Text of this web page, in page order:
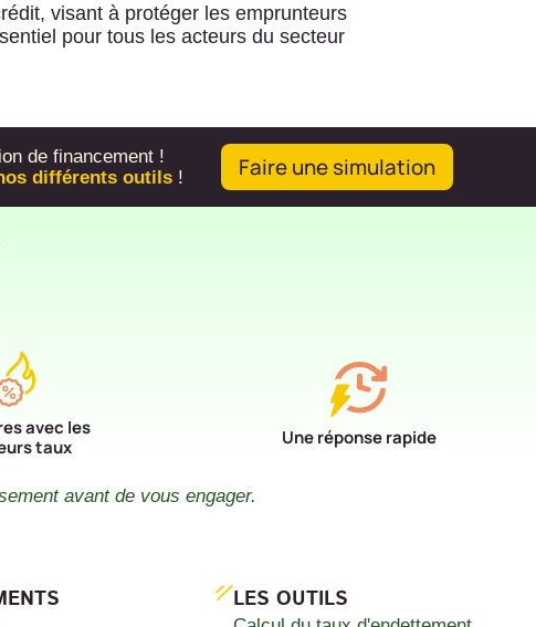
visant à protéger les emprunteurs
pour tous les acteurs du secteur
de financement !
différents outils! Faire une simulation
avec les
taux
Une réponse rapide
avant de vous engager.
LES OUTILS